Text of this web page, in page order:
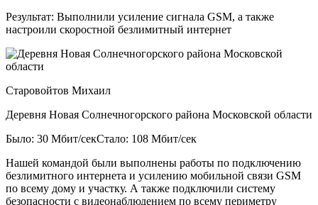
Результат: Выполнили усиление сигнала GSM, а также
настроили скоростной безлимитный интернет
Старовойтов Михаил
Деревня Новая Солнечногорского района Московской области
Было: 30 Мбит/секСтало: 108 Мбит/сек
Нашей командой были выполнены работы по подключению
безлимитного интернета и усилению мобильной связи GSM
по всему дому и участку. А также подключили систему
безопасности с видеонаблюдением по всему периметру